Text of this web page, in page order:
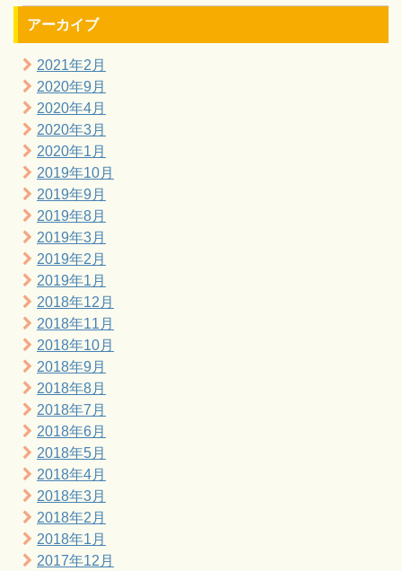
アーカイブ
2021年2月
2020年9月
2020年4月
2020年3月
2020年1月
2019年10月
2019年9月
2019年8月
2019年3月
2019年2月
2019年1月
2018年12月
2018年11月
2018年10月
2018年9月
2018年8月
2018年7月
2018年6月
2018年5月
2018年4月
2018年3月
2018年2月
2018年1月
2017年12月